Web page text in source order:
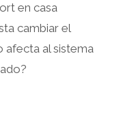
en casa
cambiar el
al sistema